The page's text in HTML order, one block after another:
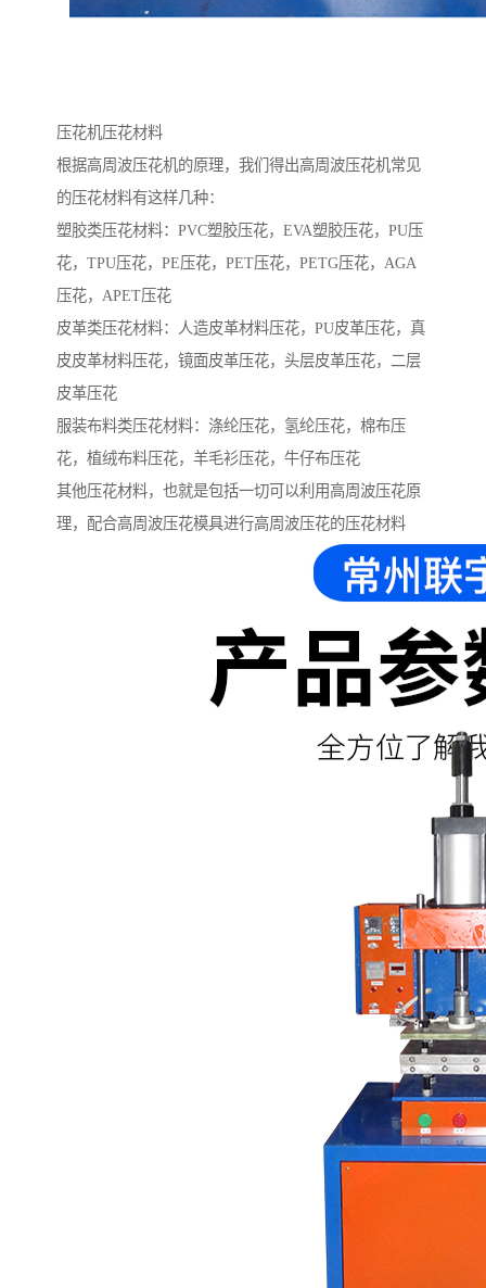
压花机压花材料
根据高周波压花机的原理，我们得出高周波压花机常见
的压花材料有这样几种：
塑胶类压花材料：PVC塑胶压花，EVA塑胶压花，PU压
花，TPU压花，PE压花，PET压花，PETG压花，AGA
压花，APET压花
皮革类压花材料：人造皮革材料压花，PU皮革压花，真
皮皮革材料压花，镜面皮革压花，头层皮革压花，二层
皮革压花
服装布料类压花材料：涤纶压花，氢纶压花，棉布压
花，植绒布料压花，羊毛衫压花，牛仔布压花
其他压花材料，也就是包括一切可以利用高周波压花原
理，配合高周波压花模具进行高周波压花的压花材料